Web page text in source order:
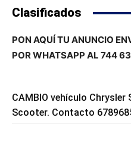
Clasificados
PON AQUÍ TU ANUNCIO
POR WHATSAPP AL 744
CAMBIO vehículo
Scooter. Contacto